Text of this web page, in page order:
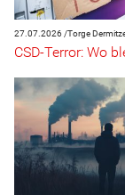
27.07.2026 /Torge
CSD-Terror: Wo